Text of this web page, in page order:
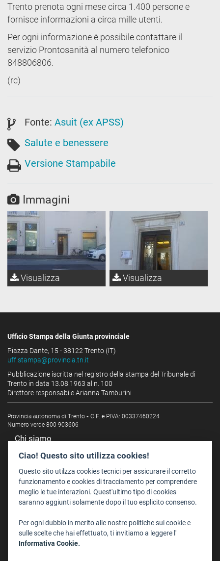
Trento prenota ogni mese circa 1.400 persone e
fornisce informazioni a circa mille utenti.
Per ogni informazione è possibile contattare il
servizio Prontosanità al numero telefonico
848806806.
(rc)
Fonte: Asuit (ex APSS)
Salute e benessere
Versione Stampabile
Immagini
Visualizza Visualizza
Ufficio Stampa della Giunta provinciale
Piazza Dante, 15 - 38122 Trento (IT)
uff.stampa@provincia.tn.it
Pubblicazione iscritta nel registro della stampa del Tribunale di
Trento in data 13.08.1963 al n. 100
Direttore responsabile Arianna Tamburini
Provincia autonoma di Trento - C.F. e P.IVA: 00337460224
Numero verde 800 903606
Chi siamo
Redazione
Staff
Format - Centro Audiovisivi
Trentino Film Commission
Dove Siamo
Struttura di riferimento
Ciao! Questo sito utilizza cookies!
Questo sito utilzza cookies tecnici per assicurare il corretto
funzionamento e cookies di tracciamento per comprendere
meglio le tue interazioni. Quest'ultimo tipo di cookies
saranno aggiunti solamente dopo il tuo esplicito consenso.
Per ogni dubbio in merito alle nostre politiche sui cookie e
sulle scelte che hai effettuato, ti invitiamo a leggere l'
Informativa Cookie.